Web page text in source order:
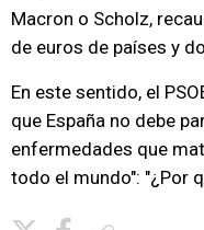
Macron o Scholz,
de euros de países y
En este sentido, el
que España no debe
enfermedades que
todo el mundo": "¿Por